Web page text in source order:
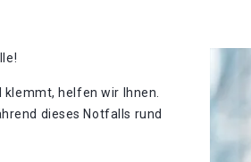
helfen wir Ihnen.
dieses Notfalls rund